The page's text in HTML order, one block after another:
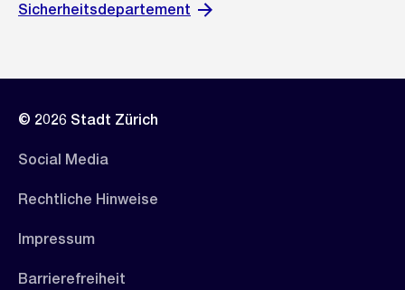
Sicherheitsdepartement
© 2026 Stadt Zürich
Social Media
Rechtliche Hinweise
Impressum
Barrierefreiheit